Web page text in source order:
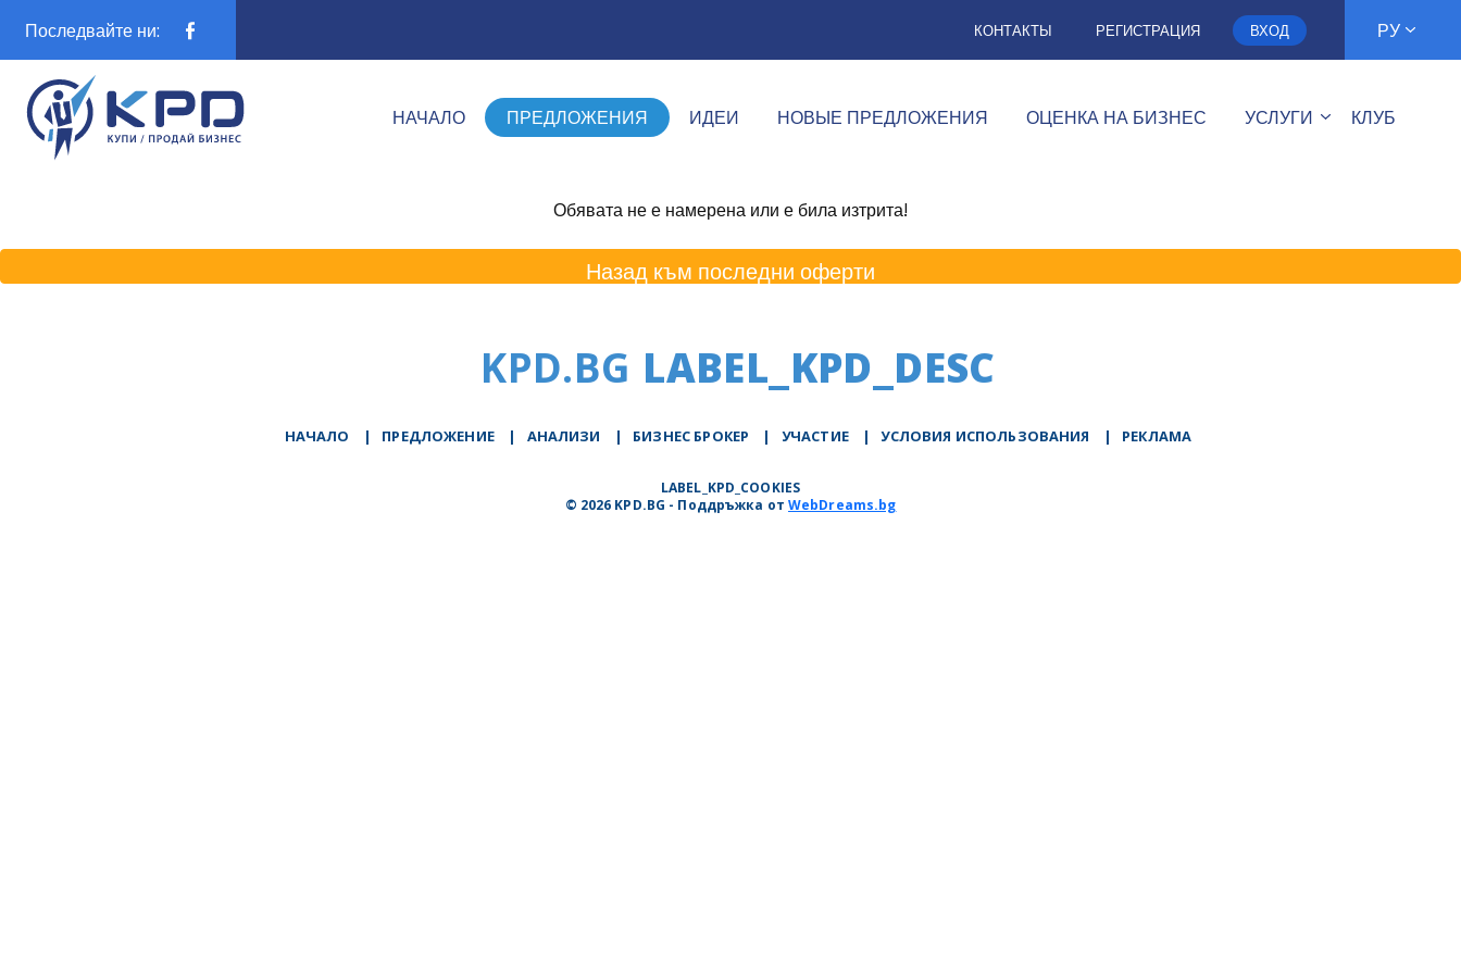
Последвайте ни: КОНТАКТЫ РЕГИСТРАЦИЯ ВХОД РУ
НАЧАЛО ПРЕДЛОЖЕНИЯ ИДЕИ НОВЫЕ ПРЕДЛОЖЕНИЯ ОЦЕНКА НА БИЗНЕС УСЛУГИ КЛУБ
Обявата не е намерена или е била изтрита!
Назад към последни оферти
KPD.BG LABEL_KPD_DESC
НАЧАЛО | ПРЕДЛОЖЕНИЕ | АНАЛИЗИ | БИЗНЕС БРОКЕР | УЧАСТИЕ | УСЛОВИЯ ИСПОЛЬЗОВАНИЯ | РЕКЛАМА
LABEL_KPD_COOKIES
© 2026 KPD.BG - Поддръжка отWebDreams.bg